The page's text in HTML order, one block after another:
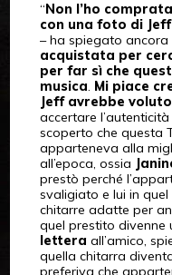
“ Non l’ho
con una foto di Jeff
– ha spiegato ancora
acquistata per
per far sì che
musica. Mi piace
Jeff avrebbe voluto
accertare
scoperto che questa
apparteneva alla
all’epoca, ossia
prestò perché
svaligiato e lui in
chitarre adatte per
quel prestito divenne
lettera all’amico,
quella chitarra